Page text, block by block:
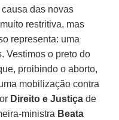
das novas
restritiva, mas
representa: uma
Vestimos o preto do
proibindo o aborto,
mobilização contra
Direito e Justiça de
ministra Beata